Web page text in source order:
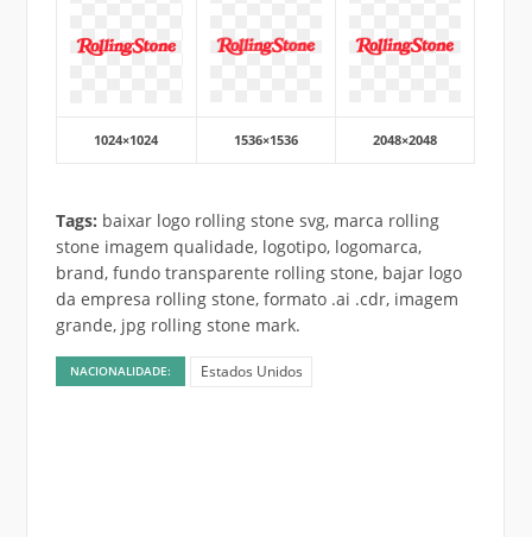
1024×1024 1536×1536 2048×2048
Tags: baixar logo rolling stone svg, marca rolling
stone imagem qualidade, logotipo, logomarca,
brand, fundo transparente rolling stone, bajar logo
da empresa rolling stone, formato .ai .cdr, imagem
grande, jpg rolling stone mark.
NACIONALIDADE: Estados Unidos